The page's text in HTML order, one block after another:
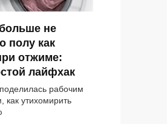
не
полу как
отжиме:
лайфхак
рабочим
как утихомирить